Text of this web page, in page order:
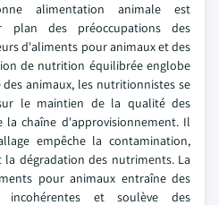
alimentation animale est
plan des préoccupations des
d'aliments pour animaux et des
de nutrition équilibrée englobe
animaux, les nutritionnistes se
le maintien de la qualité des
chaîne d'approvisionnement. Il
empêche la contamination,
dégradation des nutriments. La
pour animaux entraîne des
incohérentes et soulève des